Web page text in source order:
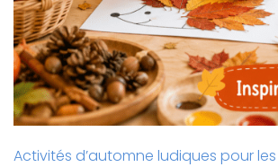
Activités d’automne ludiques pour